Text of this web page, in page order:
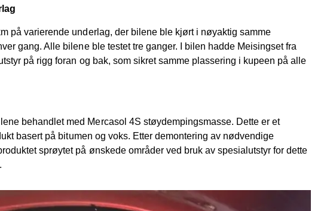
på varierende underlag, der bilene ble kjørt i nøyaktig samme
gang. Alle bilene ble testet tre ganger. I bilen hadde Meisingset fra
på rigg foran og bak, som sikret samme plassering i kupeen på alle
behandlet med Mercasol 4S støydempingsmasse. Dette er et
basert på bitumen og voks. Etter demontering av nødvendige
sprøytet på ønskede områder ved bruk av spesialutstyr for dette